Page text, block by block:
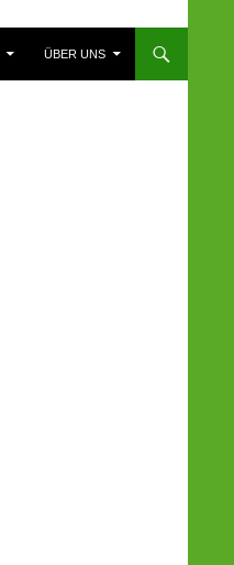
ÜBER UNS